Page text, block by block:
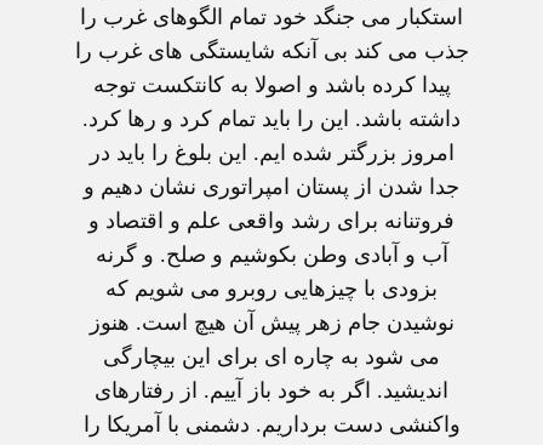
استکبار می جنگد خود تمام الگوهای غرب را
جذب می کند بی آنکه شایستگی های غرب را
پیدا کرده باشد و اصولا به کانتکست توجه
داشته باشد. این را باید تمام کرد و رها کرد.
امروز بزرگتر شده ایم. این بلوغ را باید در
جدا شدن از پستان امپراتوری نشان دهیم و
فروتنانه برای رشد واقعی علم و اقتصاد و
آب و آبادی وطن بکوشیم و صلح. و گرنه
بزودی با چیزهایی روبرو می شویم که
نوشیدن جام زهر پیش آن هیچ است. هنوز
می شود به چاره ای برای این بیچارگی
اندیشید. اگر به خود باز آییم. از رفتارهای
واکنشی دست برداریم. دشمنی با آمریکا را